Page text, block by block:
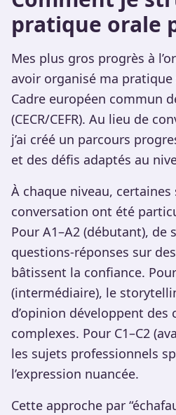
pratique orale
Mes plus gros progrès à
avoir organisé ma
Cadre européen commun
(CECR/CEFR). Au lieu de
j’ai créé un parcours
et des défis adaptés au
À chaque niveau,
conversation ont été
Pour A1–A2 (débutant), de
questions-réponses sur
bâtissent la confiance.
(intermédiaire), le
d’opinion développent des
complexes. Pour C1–C2
les sujets professionnels
l’expression nuancée.
Cette approche par